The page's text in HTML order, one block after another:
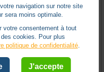
navigation sur notre site
sera moins optimale.
votre consentement à tout
cookies. Pour plus
politique de confidentialité.
J'accepte